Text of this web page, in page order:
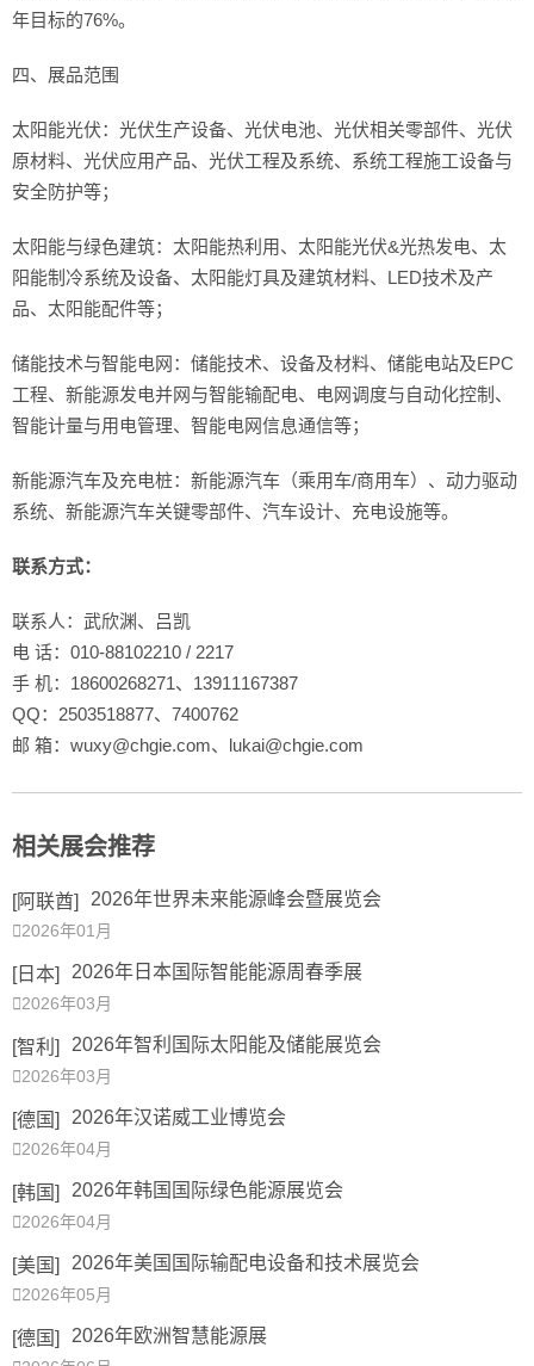
年目标的76%。
四、展品范围
太阳能光伏：光伏生产设备、光伏电池、光伏相关零部件、光伏
原材料、光伏应用产品、光伏工程及系统、系统工程施工设备与
安全防护等；
太阳能与绿色建筑：太阳能热利用、太阳能光伏&光热发电、太
阳能制冷系统及设备、太阳能灯具及建筑材料、LED技术及产
品、太阳能配件等；
储能技术与智能电网：储能技术、设备及材料、储能电站及EPC
工程、新能源发电并网与智能输配电、电网调度与自动化控制、
智能计量与用电管理、智能电网信息通信等；
新能源汽车及充电桩：新能源汽车（乘用车/商用车）、动力驱动
系统、新能源汽车关键零部件、汽车设计、充电设施等。
联系方式：
联系人：武欣渊、吕凯
电 话：010-88102210 / 2217
手 机：18600268271、13911167387
QQ：2503518877、7400762
邮 箱：wuxy@chgie.com、lukai@chgie.com
相关展会推荐
[阿联酋] 2026年世界未来能源峰会暨展览会
2026年01月
[日本] 2026年日本国际智能能源周春季展
2026年03月
[智利] 2026年智利国际太阳能及储能展览会
2026年03月
[德国] 2026年汉诺威工业博览会
2026年04月
[韩国] 2026年韩国国际绿色能源展览会
2026年04月
[美国] 2026年美国国际输配电设备和技术展览会
2026年05月
[德国] 2026年欧洲智慧能源展